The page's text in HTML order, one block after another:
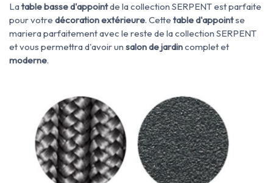
Latable basse d'appointde la collection SERPENT est parfaite
pour votre décoration extérieure. Cette table d'appointse
mariera parfaitement avec le reste de la collection SERPENT
et vous permettra d'avoir un salon de jardincomplet et
moderne.